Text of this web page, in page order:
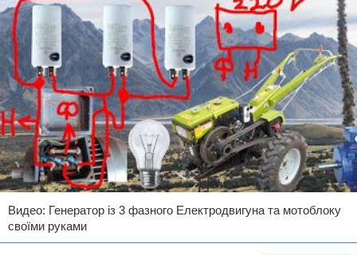
Видео: Генератор із 3 фазного Електродвигуна та мотоблоку
своїми руками